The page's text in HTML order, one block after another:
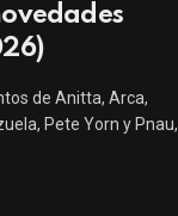
de Anitta, Arca,
Pete Yorn y Pnau,